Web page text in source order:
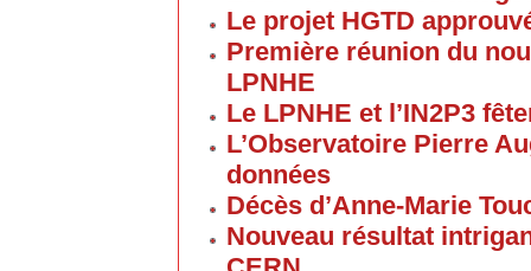
Le projet HGTD
Première réunion du
LPNHE
Le LPNHE et l’IN2P3
L’Observatoire Pierre
données
Décès d’Anne-Marie
Nouveau résultat